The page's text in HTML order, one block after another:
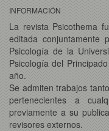
INFORMACIÓN
La revista Psicothema
editada
Psicología de la
Psicología del
año.
Se admiten trabajos
pertenecientes a
previamente a su
revisores externos.